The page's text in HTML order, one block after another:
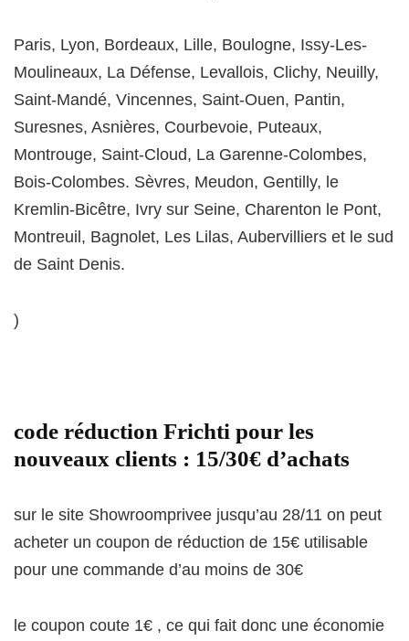
Paris, Lyon, Bordeaux, Lille, Boulogne, Issy-Les-
Moulineaux, La Défense, Levallois, Clichy, Neuilly,
Saint-Mandé, Vincennes, Saint-Ouen, Pantin,
Suresnes, Asnières, Courbevoie, Puteaux,
Montrouge, Saint-Cloud, La Garenne-Colombes,
Bois-Colombes. Sèvres, Meudon, Gentilly, le
Kremlin-Bicêtre, Ivry sur Seine, Charenton le Pont,
Montreuil, Bagnolet, Les Lilas, Aubervilliers et le sud
de Saint Denis.
)
code réduction Frichti pour les
nouveaux clients : 15/30€ d’achats
sur le site Showroomprivee jusqu’au 28/11 on peut
acheter un coupon de réduction de 15€ utilisable
pour une commande d’au moins de 30€
le coupon coute 1€ , ce qui fait donc une économie